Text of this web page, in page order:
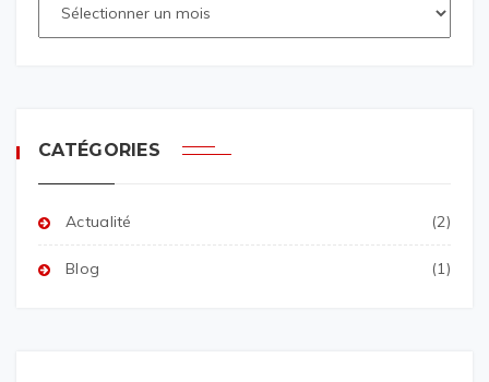
CATÉGORIES
Actualité (2)
Blog (1)